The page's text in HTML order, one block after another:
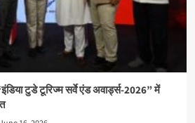
टुडे टूरिज्म सर्वे एंड अवार्ड्स-2026” में